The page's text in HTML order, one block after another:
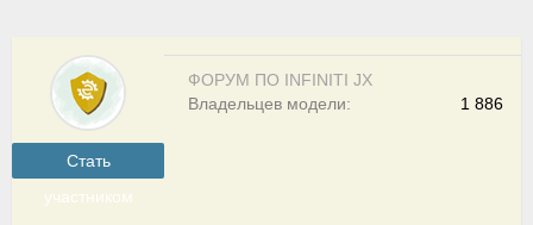
Cтать
участником
ФОРУМ ПО INFINITI JX
1 886
Владельцев модели: